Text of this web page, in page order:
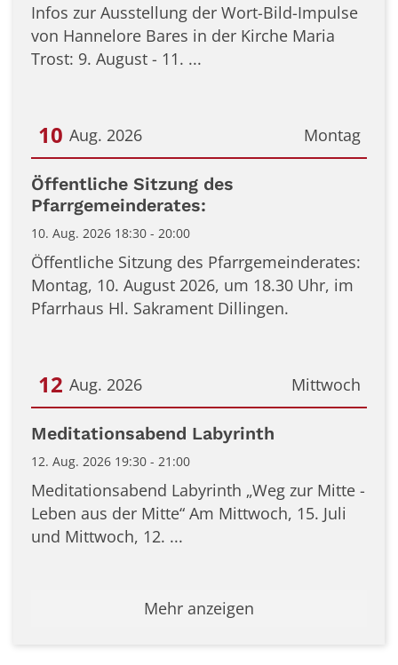
Infos zur Ausstellung der Wort-Bild-Impulse
von Hannelore Bares in der Kirche Maria
Trost: 9. August - 11. ...
Montag
10 Aug. 2026
Datum: 10. August 2026
Öffentliche Sitzung des
Pfarrgemeinderates:
10. Aug. 2026 18:30 - 20:00
Öffentliche Sitzung des Pfarrgemeinderates:
Montag, 10. August 2026, um 18.30 Uhr, im
Pfarrhaus Hl. Sakrament Dillingen.
Mittwoch
12 Aug. 2026
Datum: 12. August 2026
Meditationsabend Labyrinth
12. Aug. 2026 19:30 - 21:00
Meditationsabend Labyrinth „Weg zur Mitte -
Leben aus der Mitte“ Am Mittwoch, 15. Juli
und Mittwoch, 12. ...
Mehr anzeigen